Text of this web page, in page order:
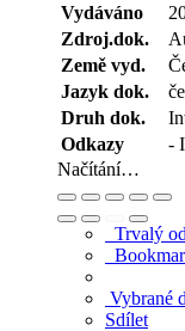
Vydáváno
Zdroj.dok.
Země vyd.
Jazyk dok.
Druh dok.
Odkazy
-
Načítání…
Trvalý
Vybrané
Sdílet